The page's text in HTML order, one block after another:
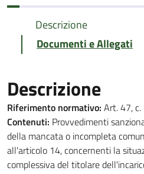
Descrizione
Documenti e Allegati
Descrizione
Riferimento normativo: Art. 47,
Contenuti: Provvedimenti
della mancata o incompleta
all'articolo 14, concernenti la
complessiva del titolare